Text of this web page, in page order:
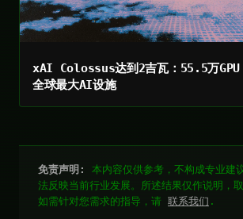
xAI Colossus达到2吉瓦：55.5万GPU
全球最大AI设施
免责声明:
本内容仅供参考，不构成专业建
法反映当前行业发展。所述结果仅作说明，取
如需针对您需求的指导，请 联系我们 .